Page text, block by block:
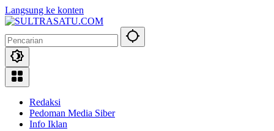
Langsung ke konten
Redaksi
Pedoman Media Siber
Info Iklan